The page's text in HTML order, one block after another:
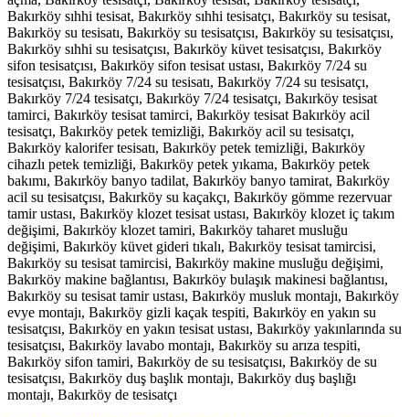
Bakırköy sıhhi tesisat, Bakırköy sıhhi tesisatçı, Bakırköy su tesisat,
Bakırköy su tesisatı, Bakırköy su tesisatçısı, Bakırköy su tesisatçısı,
Bakırköy sıhhi su tesisatçısı, Bakırköy küvet tesisatçısı, Bakırköy
sifon tesisatçısı, Bakırköy sifon tesisat ustası, Bakırköy 7/24 su
tesisatçısı, Bakırköy 7/24 su tesisatı, Bakırköy 7/24 su tesisatçı,
Bakırköy 7/24 tesisatçı, Bakırköy 7/24 tesisatçı, Bakırköy tesisat
tamirci, Bakırköy tesisat tamirci, Bakırköy tesisat Bakırköy acil
tesisatçı, Bakırköy petek temizliği, Bakırköy acil su tesisatçı,
Bakırköy kalorifer tesisatı, Bakırköy petek temizliği, Bakırköy
cihazlı petek temizliği, Bakırköy petek yıkama, Bakırköy petek
bakımı, Bakırköy banyo tadilat, Bakırköy banyo tamirat, Bakırköy
acil su tesisatçısı, Bakırköy su kaçakçı, Bakırköy gömme rezervuar
tamir ustası, Bakırköy klozet tesisat ustası, Bakırköy klozet iç takım
değişimi, Bakırköy klozet tamiri, Bakırköy taharet musluğu
değişimi, Bakırköy küvet gideri tıkalı, Bakırköy tesisat tamircisi,
Bakırköy su tesisat tamircisi, Bakırköy makine musluğu değişimi,
Bakırköy makine bağlantısı, Bakırköy bulaşık makinesi bağlantısı,
Bakırköy su tesisat tamir ustası, Bakırköy musluk montajı, Bakırköy
evye montajı, Bakırköy gizli kaçak tespiti, Bakırköy en yakın su
tesisatçısı, Bakırköy en yakın tesisat ustası, Bakırköy yakınlarında su
tesisatçısı, Bakırköy lavabo montajı, Bakırköy su arıza tespiti,
Bakırköy sifon tamiri, Bakırköy de su tesisatçısı, Bakırköy de su
tesisatçısı, Bakırköy duş başlık montajı, Bakırköy duş başlığı
montajı, Bakırköy de tesisatçı